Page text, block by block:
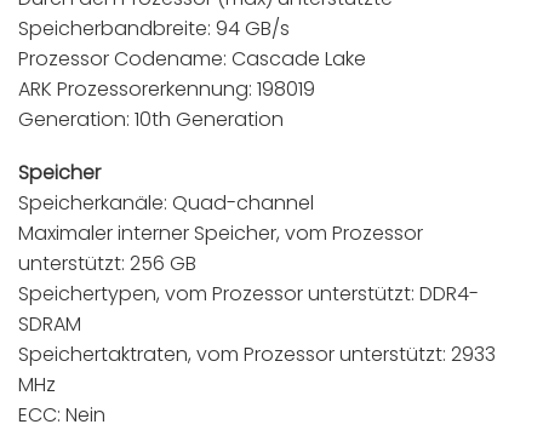
Speicherbandbreite: 94 GB/s
Prozessor Codename: Cascade Lake
ARK Prozessorerkennung: 198019
Generation: 10th Generation
Speicher
Speicherkanäle: Quad-channel
Maximaler interner Speicher, vom Prozessor
unterstützt: 256 GB
Speichertypen, vom Prozessor unterstützt: DDR4-
SDRAM
Speichertaktraten, vom Prozessor unterstützt: 2933
MHz
ECC: Nein